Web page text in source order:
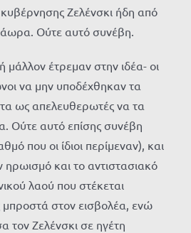
Ζελένσκι ήδη από
Ούτε αυτό συνέβη.
μάλλον έτρεμαν στην ιδέα- οι
να μην υποδέχθηκαν τα
ως απελευθερωτές να τα
Ούτε αυτό επίσης συνέβη
που οι ίδιοι περίμεναν), και
και το αντιστασιακό
λαού που στέκεται
στον εισβολέα, ενώ
τον Ζελένσκι σε ηγέτη